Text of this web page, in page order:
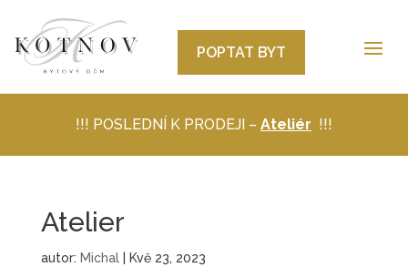
POPTAT BYT
!!! POSLEDNÍ K PRODEJI – Ateliér !!!
Atelier
autor: Michal| Kvě 23, 2023